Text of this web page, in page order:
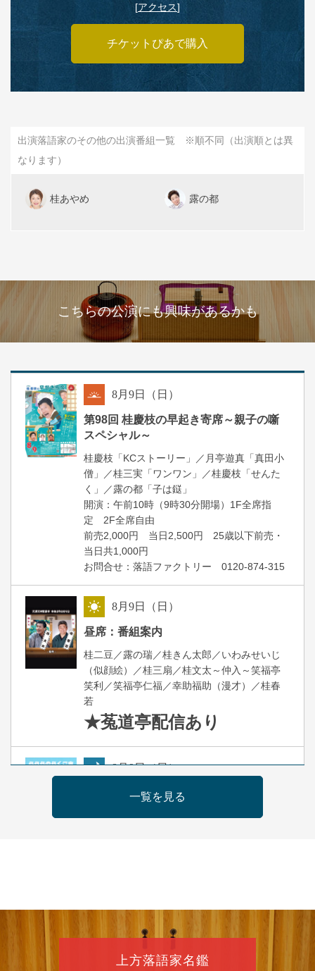
[アクセス]
チケットぴあで購入
出演落語家のその他の出演番組一覧 ※順不同（出演順とは異
なります）
桂あやめ 露の都
こちらの公演にも興味があるかも
8月9日（日）
第98回 桂慶枝の早起き寄席～親子の噺
スペシャル～
桂慶枝「KCストーリー」／月亭遊真「真田小
僧」／桂三実「ワンワン」／桂慶枝「せんた
く」／露の都「子は鎹」
開演：午前10時（9時30分開場）1F全席指
定 2F全席自由
前売2,000円 当日2,500円 25歳以下前売・
当日共1,000円
お問合せ：落語ファクトリー 0120-874-315
8月9日（日）
昼席：番組案内
桂二豆／露の瑞／桂きん太郎／いわみせいじ
（似顔絵）／桂三扇／桂文太～仲入～笑福亭
笑利／笑福亭仁福／幸助福助（漫才）／桂春
若
★菟道亭配信あり
8月9日（日）
らららのらくご会④
桂雀太「まんじゅうこわい」／桂三度「青
お問合せ：らららのらくご会予約事務局
090-6976-1777 email：
lalalanorakugo@gmail.com
一覧を見る
上方落語家名鑑